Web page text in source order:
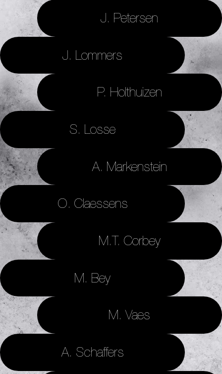
J. Petersen
J. Lommers
P. Holthuizen
S. Losse
A. Markenstein
O. Claessens
M.T. Corbey
M. Bey
M. Vaes
A. Schaffers